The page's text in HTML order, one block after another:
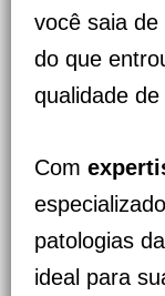
você saia
do que
qualidade de
Com
patologias
ideal para